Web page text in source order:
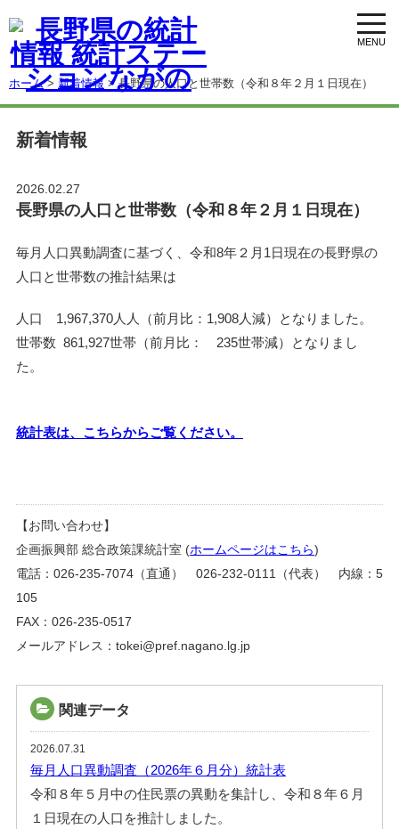
ホーム> 新着情報 > 長野県の人口と世帯数（令和８年２月１日現在）
新着情報
2026.02.27
長野県の人口と世帯数（令和８年２月１日現在）
毎月人口異動調査に基づく、令和8年２月1日現在の長野県の
人口と世帯数の推計結果は
人口 1,967,370人人（前月比：1,908人減）となりました。
世帯数 861,927世帯（前月比： 235世帯減）となりまし
た。
統計表は、こちらからご覧ください。
【お問い合わせ】
企画振興部 総合政策課統計室 (ホームページはこちら)
電話：026-235-7074（直通） 026-232-0111（代表） 内線：5
105
FAX：026-235-0517
メールアドレス：tokei@pref.nagano.lg.jp
関連データ
2026.07.31
毎月人口異動調査（2026年６月分）統計表
令和８年５月中の住民票の異動を集計し、令和８年６月
１日現在の人口を推計しました。